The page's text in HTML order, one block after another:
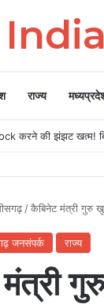
राज्य
करने की झंझट खत्म!
/कैबिनेट मंत्री गुरु
जनसंपर्क राज्य